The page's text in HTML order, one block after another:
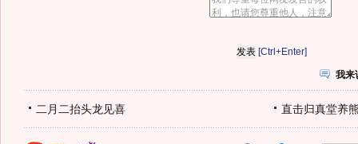
[Ctrl+Enter]
我来
二月二抬头龙见喜 直击归真堂养